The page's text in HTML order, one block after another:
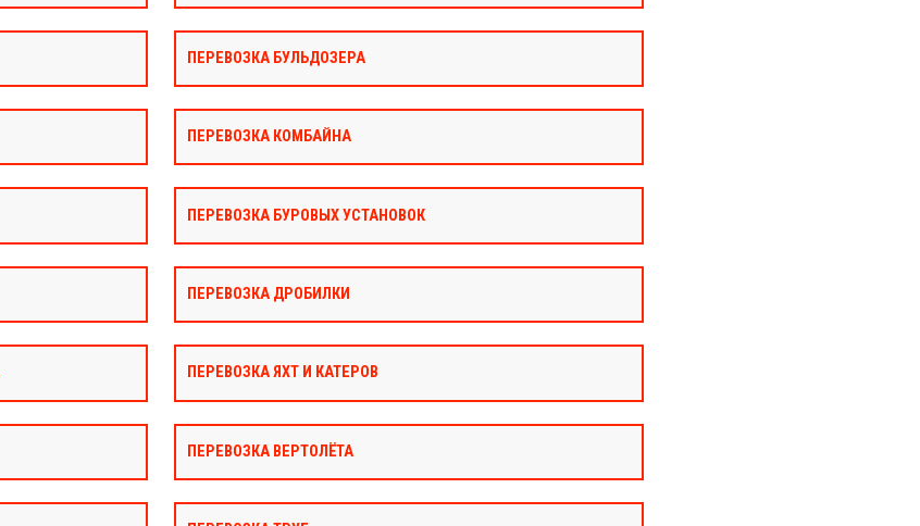
ПЕРЕВОЗКА БУЛЬДОЗЕРА
ПЕРЕВОЗКА КОМБАЙНА
ПЕРЕВОЗКА БУРОВЫХ УСТАНОВОК
ПЕРЕВОЗКА ДРОБИЛКИ
ПЕРЕВОЗКА ЯХТ И КАТЕРОВ
ПЕРЕВОЗКА ВЕРТОЛЁТА